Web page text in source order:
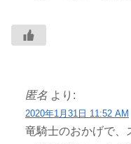
匿名 より:
2020年1月31日 11:52 AM
竜騎士のおかげで、